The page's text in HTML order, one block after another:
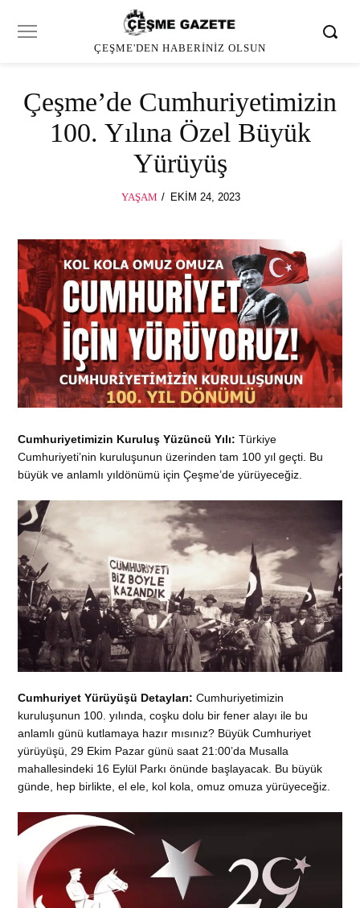
ÇEŞME'DEN HABERINIZ OLSUN
Çeşme’de Cumhuriyetimizin
100. Yılına Özel Büyük
Yürüyüş
YAŞAM
POSTED
EKIM 24, 2023
Cumhuriyetimizin Kuruluş Yüzüncü Yılı: Türkiye
Cumhuriyeti’nin kuruluşunun üzerinden tam 100 yıl geçti. Bu
büyük ve anlamlı yıldönümü için Çeşme’de yürüyeceğiz.
Cumhuriyet Yürüyüşü Detayları: Cumhuriyetimizin
kuruluşunun 100. yılında, coşku dolu bir fener alayı ile bu
anlamlı günü kutlamaya hazır mısınız? Büyük Cumhuriyet
yürüyüşü, 29 Ekim Pazar günü saat 21:00’da Musalla
mahallesindeki 16 Eylül Parkı önünde başlayacak. Bu büyük
günde, hep birlikte, el ele, kol kola, omuz omuza yürüyeceğiz.